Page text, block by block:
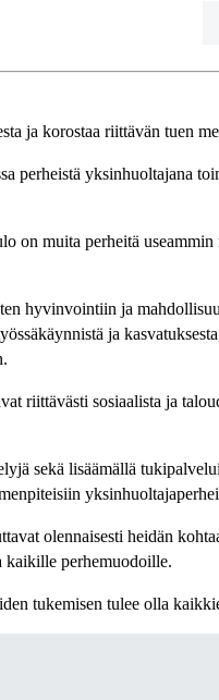
ja korostaa riittävän tuen
perheistä yksinhuoltajana
on muita perheitä
hyvinvointiin ja
ja
riittävästi sosiaalista ja
sekä lisäämällä
olennaisesti heidän
kaikille perhemuodoille.
tukemisen tulee olla